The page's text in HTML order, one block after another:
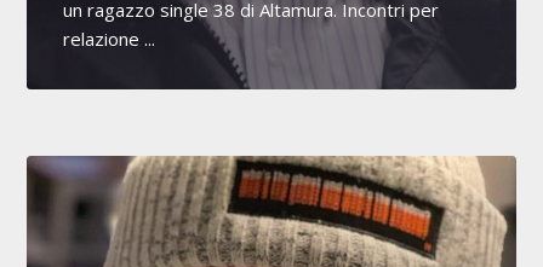
un ragazzo single 38 di Altamura. Incontri per
relazione ...